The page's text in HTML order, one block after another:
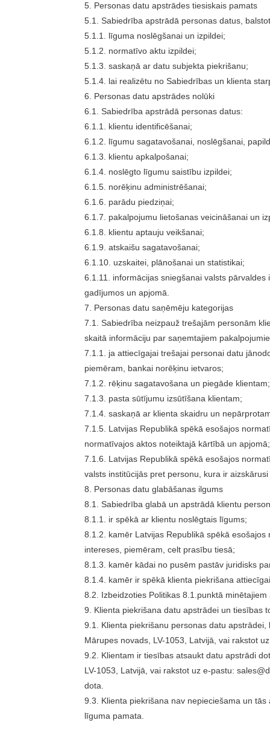
5. Personas datu apstrādes tiesiskais pamats
5.1. Sabiedrība apstrādā personas datus,
5.1.1. līguma noslēgšanai un izpildei;
5.1.2. normatīvo aktu izpildei;
5.1.3. saskaņā ar datu subjekta piekrišanu;
5.1.4. lai realizētu no Sabiedrības un klienta
6. Personas datu apstrādes nolūki
6.1. Sabiedrība apstrādā personas datus:
6.1.1. klientu identificēšanai;
6.1.2. līgumu sagatavošanai, noslēgšanai,
6.1.3. klientu apkalpošanai;
6.1.4. noslēgto līgumu saistību izpildei;
6.1.5. norēķinu administrēšanai;
6.1.6. parādu piedziņai;
6.1.7. pakalpojumu lietošanas veicināšanai un
6.1.8. klientu aptauju veikšanai;
6.1.9. atskaišu sagatavošanai;
6.1.10. uzskaitei, plānošanai un statistikai;
6.1.11. informācijas sniegšanai valsts
gadījumos un apjomā.
7. Personas datu saņēmēju kategorijas
7.1. Sabiedrība neizpauž trešajām personām
skaitā informāciju par saņemtajiem
7.1.1. ja attiecīgajai trešajai personai datu
piemēram, bankai norēķinu ietvaros;
7.1.2. rēķinu sagatavošana un piegāde klientam;
7.1.3. pasta sūtījumu izsūtīšana klientam;
7.1.4. saskaņā ar klienta skaidru un
7.1.5. Latvijas Republikā spēkā esošajos
normatīvajos aktos noteiktajā kārtībā un apjomā;
7.1.6. Latvijas Republikā spēkā esošajos
valsts institūcijās pret personu, kura ir
8. Personas datu glabāšanas ilgums
8.1. Sabiedrība glabā un apstrādā klientu
8.1.1. ir spēkā ar klientu noslēgtais līgums;
8.1.2. kamēr Latvijas Republikā spēkā
intereses, piemēram, celt prasību tiesā;
8.1.3. kamēr kādai no pusēm pastāv juridisks
8.1.4. kamēr ir spēkā klienta piekrišana
8.2. Izbeidzoties Politikas 8.1.punktā
9. Klienta piekrišana datu apstrādei un tiesības
9.1. Klienta piekrišanu personas datu
Mārupes novads, LV-1053, Latvijā, vai rakstot
9.2. Klientam ir tiesības atsaukt datu apstrādi
LV-1053, Latvijā, vai rakstot uz e-pastu:
dota.
9.3. Klienta piekrišana nav nepieciešama un
līguma pamata.